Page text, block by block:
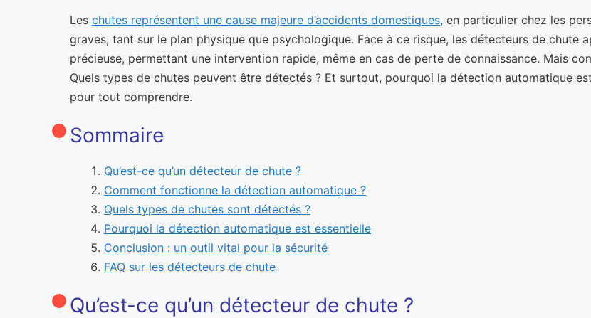
Les chutes représentent une cause majeure d’accidents domestiques, en particulier chez les
graves, tant sur le plan physique que psychologique. Face à ce risque, les détecteurs de chute
précieuse, permettant une intervention rapide, même en cas de perte de connaissance. Mais
Quels types de chutes peuvent être détectés ? Et surtout, pourquoi la détection automatique
pour tout comprendre.
Sommaire
Qu’est-ce qu’un détecteur de chute ?
Comment fonctionne la détection automatique ?
Quels types de chutes sont détectés ?
Pourquoi la détection automatique est essentielle
Conclusion : un outil vital pour la sécurité
FAQ sur les détecteurs de chute
Qu’est-ce qu’un détecteur de chute ?